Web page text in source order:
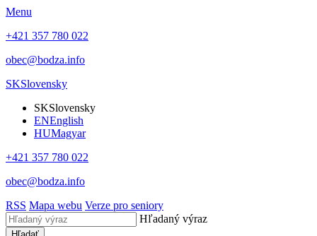
Menu
+421 357 780 022
obec@bodza.info
SKSlovensky
SKSlovensky
ENEnglish
HUMagyar
+421 357 780 022
obec@bodza.info
RSS Mapa webu Verze pro seniory
Hľadaný výraz